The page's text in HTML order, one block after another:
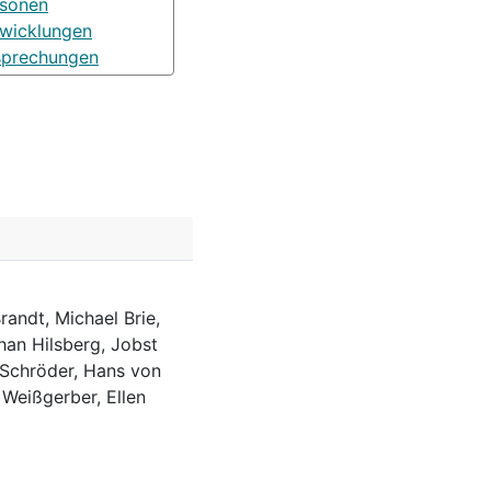
Michael Brie,
Hilsberg, Jobst
Hans von
Ellen